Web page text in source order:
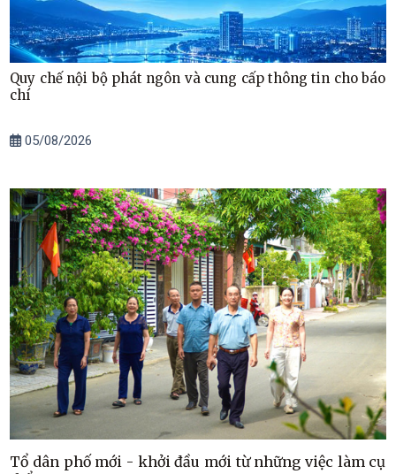
Quy chế nội bộ phát ngôn và cung cấp thông tin cho báo
chí
05/08/2026
Tổ dân phố mới - khởi đầu mới từ những việc làm cụ